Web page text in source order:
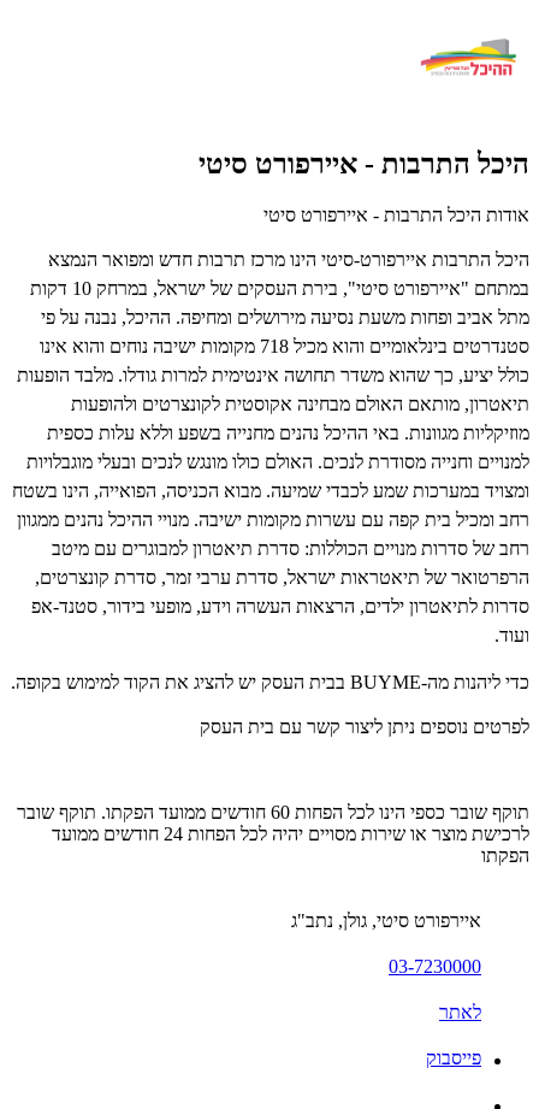
היכל התרבות - איירפורט סיטי
אודות היכל התרבות - איירפורט סיטי
היכל התרבות איירפורט-סיטי הינו מרכז תרבות חדש ומפואר הנמצא
במתחם "איירפורט סיטי", בירת העסקים של ישראל, במרחק 10 דקות
מתל אביב ופחות משעת נסיעה מירושלים ומחיפה. ההיכל, נבנה על פי
סטנדרטים בינלאומיים והוא מכיל 718 מקומות ישיבה נוחים והוא אינו
כולל יציע, כך שהוא משדר תחושה אינטימית למרות גודלו. מלבד הופעות
תיאטרון, מותאם האולם מבחינה אקוסטית לקונצרטים ולהופעות
מוזיקליות מגוונות. באי ההיכל נהנים מחנייה בשפע וללא עלות כספית
למנויים וחנייה מסודרת לנכים. האולם כולו מונגש לנכים ובעלי מוגבלויות
ומצויד במערכות שמע לכבדי שמיעה. מבוא הכניסה, הפואייה, הינו בשטח
רחב ומכיל בית קפה עם עשרות מקומות ישיבה. מנויי ההיכל נהנים ממגוון
רחב של סדרות מנויים הכוללות: סדרת תיאטרון למבוגרים עם מיטב
הרפרטואר של תיאטראות ישראל, סדרת ערבי זמר, סדרת קונצרטים,
סדרות לתיאטרון ילדים, הרצאות העשרה וידע, מופעי בידור, סטנד-אפ
ועוד.
כדי ליהנות מה-BUYME בבית העסק יש להציג את הקוד למימוש בקופה.
לפרטים נוספים ניתן ליצור קשר עם בית העסק
תוקף שובר כספי הינו לכל הפחות 60 חודשים ממועד הפקתו. תוקף שובר
לרכישת מוצר או שירות מסויים יהיה לכל הפחות 24 חודשים ממועד
הפקתו
איירפורט סיטי, גולן, נתב"ג
03-7230000
לאתר
פייסבוק